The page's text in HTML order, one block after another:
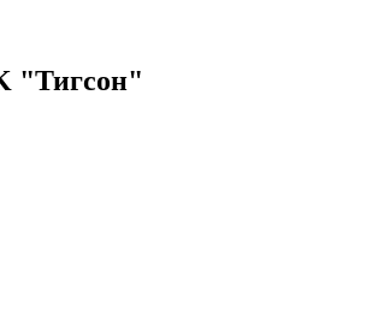
"Тигсон"